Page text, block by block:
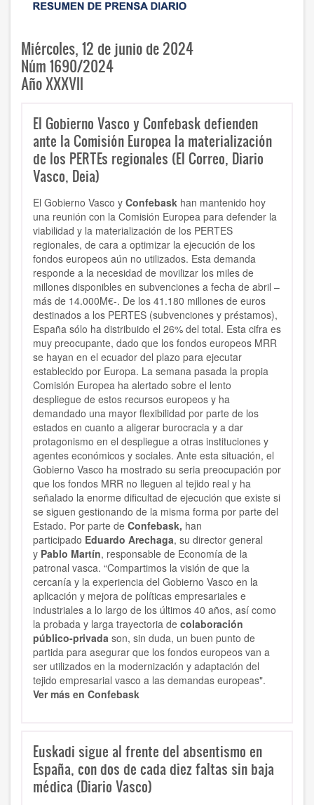
Miércoles, 12 de junio de 2024
Núm 1690/2024
Año XXXVII
El Gobierno Vasco y Confebask defienden
ante la Comisión Europea la materialización
de los PERTEs regionales (El Correo, Diario
Vasco, Deia)
El Gobierno Vasco y Confebask han mantenido hoy
una reunión con la Comisión Europea para defender la
viabilidad y la materialización de los PERTES
regionales, de cara a optimizar la ejecución de los
fondos europeos aún no utilizados. Esta demanda
responde a la necesidad de movilizar los miles de
millones disponibles en subvenciones a fecha de abril –
más de 14.000M€-. De los 41.180 millones de euros
destinados a los PERTES (subvenciones y préstamos),
España sólo ha distribuido el 26% del total. Esta cifra es
muy preocupante, dado que los fondos europeos MRR
se hayan en el ecuador del plazo para ejecutar
establecido por Europa. La semana pasada la propia
Comisión Europea ha alertado sobre el lento
despliegue de estos recursos europeos y ha
demandado una mayor flexibilidad por parte de los
estados en cuanto a aligerar burocracia y a dar
protagonismo en el despliegue a otras instituciones y
agentes económicos y sociales. Ante esta situación, el
Gobierno Vasco ha mostrado su seria preocupación por
que los fondos MRR no lleguen al tejido real y ha
señalado la enorme dificultad de ejecución que existe si
se siguen gestionando de la misma forma por parte del
Estado. Por parte de Confebask, han
participado Eduardo Arechaga, su director general
y Pablo Martín, responsable de Economía de la
patronal vasca. “Compartimos la visión de que la
cercanía y la experiencia del Gobierno Vasco en la
aplicación y mejora de políticas empresariales e
industriales a lo largo de los últimos 40 años, así como
la probada y larga trayectoria de colaboración
público-privada son, sin duda, un buen punto de
partida para asegurar que los fondos europeos van a
ser utilizados en la modernización y adaptación del
tejido empresarial vasco a las demandas europeas".
Ver más en Confebask
Euskadi sigue al frente del absentismo en
España, con dos de cada diez faltas sin baja
médica (Diario Vasco)